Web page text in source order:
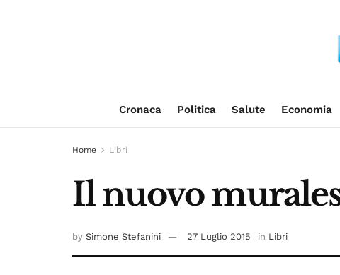
Cronaca Politica Salute Economia
Home Libri
Il nuovo
by Simone Stefanini 27 Luglio 2015 in Libri